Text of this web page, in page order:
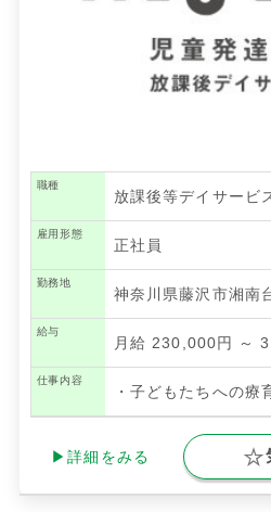
職種
放課後等デイサービ
雇用形態
正社員
勤務地
神奈川県藤沢市湘南
給与
月給 230,000円 ～
仕事内容
・子どもたちへの療
▶詳細をみる